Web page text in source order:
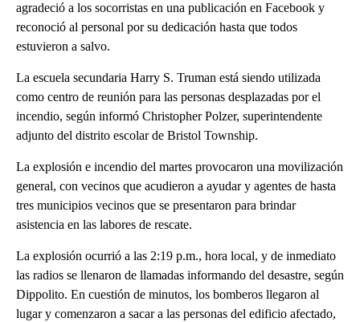
agradeció a los socorristas en una publicación en Facebook y
reconoció al personal por su dedicación hasta que todos
estuvieron a salvo.
La escuela secundaria Harry S. Truman está siendo utilizada
como centro de reunión para las personas desplazadas por el
incendio, según informó Christopher Polzer, superintendente
adjunto del distrito escolar de Bristol Township.
La explosión e incendio del martes provocaron una movilización
general, con vecinos que acudieron a ayudar y agentes de hasta
tres municipios vecinos que se presentaron para brindar
asistencia en las labores de rescate.
La explosión ocurrió a las 2:19 p.m., hora local, y de inmediato
las radios se llenaron de llamadas informando del desastre, según
Dippolito. En cuestión de minutos, los bomberos llegaron al
lugar y comenzaron a sacar a las personas del edificio afectado,